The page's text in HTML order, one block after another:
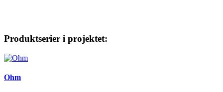
Produktserier i projektet:
Ohm